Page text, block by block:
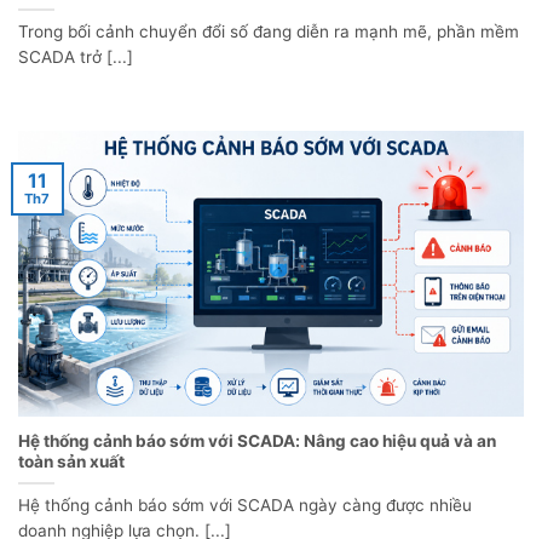
Trong bối cảnh chuyển đổi số đang diễn ra mạnh mẽ, phần mềm
SCADA trở [...]
Hệ thống cảnh báo sớm với SCADA: Nâng cao hiệu quả và an
toàn sản xuất
Hệ thống cảnh báo sớm với SCADA ngày càng được nhiều
doanh nghiệp lựa chọn. [...]
11
Th7